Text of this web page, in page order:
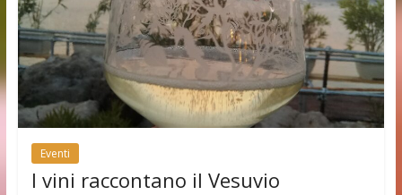
Eventi
I vini raccontano il Vesuvio